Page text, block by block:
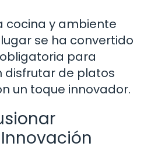
cocina y ambiente
se ha convertido
para
disfrutar de platos
un toque innovador.